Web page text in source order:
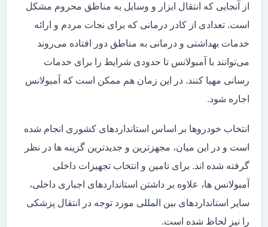
از آنجایی که انتقال ابزار و وسایل به مناظق محروم مشکل
است. تعدادی از کادر درمانی که برای نجات مردم و ارائه
خدمات بهداشتی و درمانی به مناطق دور افتاده می‌روند
می‌توانند با آمبولانس تا حدودی شرایط را برای خدمات
رسانی مهیا کنند. در این زمان هم ممکن است که آمبولانس
اجاره شود.
انتخاب خودروها بر اساس استانداردهای کشوری انجام شده
است و در این میان، مجهزترین و جدیدترین گزینه ها در نظر
گرفته شده اند. برای تامین و انتخاب تجهیزات داخلی
آمبولانس ها، علاوه بر داشتن استانداردهای اجباری داخلی،
سایر استانداردهای بین المللی مورد توجه در انتقال پزشکی
را نیز لحاظ شده است.